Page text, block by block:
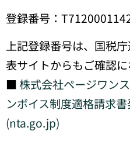
登録番号：
上記登録番号は、国税
表サイトからもご確認に
■株式会社ページワン
ンボイス制度適格請求
(nta.go.jp)